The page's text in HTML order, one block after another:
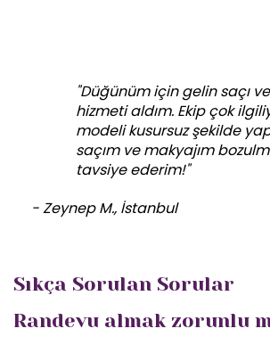
"Düğünüm için gelin saçı
hizmeti aldım. Ekip çok
modeli kusursuz şekilde
saçım ve makyajım
tavsiye ederim!"
- Zeynep M., İstanbul
Sıkça Sorulan Sorular
Randevu almak zorunlu